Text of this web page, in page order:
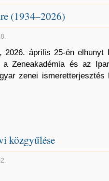
(1934–2026)
2026. április 25-én
a Zeneakadémia és az
zenei
közgyűlése